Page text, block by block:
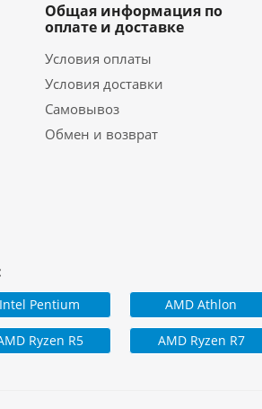
Общая информация по
оплате и доставке
Условия оплаты
Условия доставки
Самовывоз
Обмен и возврат
Intel Pentium AMD Athlon
Ryzen R5 AMD Ryzen R7